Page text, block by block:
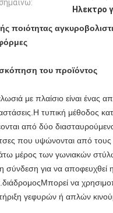
Ηλεκτρο
ποιότητας
του προϊόντος
με πλαίσιο είναι ένας
τυπική μέθοδος
από δύο
που υψώνονται από τους
μέρος των γωνιακών
σύνδεση για να
να
γεφυρών ή απλών